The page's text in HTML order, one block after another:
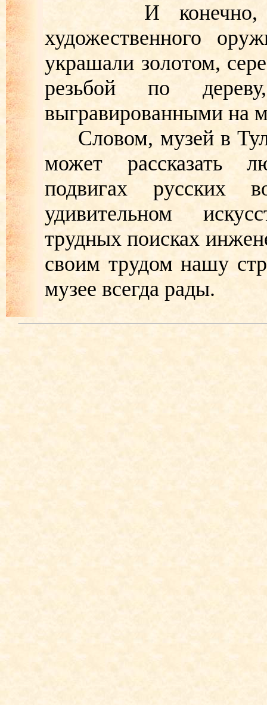
И конечно,
художественного
украшали золотом,
резьбой по
выгравированными на
Словом, музей в
может рассказать
подвигах русских
удивительном
трудных поисках
своим трудом нашу
музее всегда рады.